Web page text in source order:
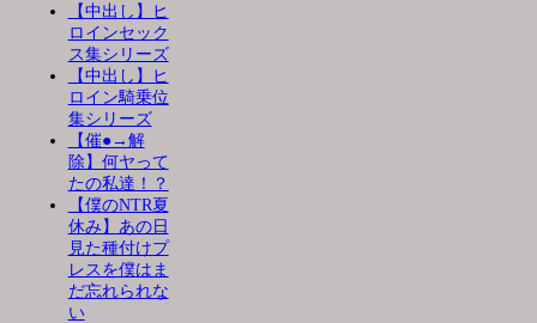
【中出し】ヒ
ロインセック
ス集シリーズ
【中出し】ヒ
ロイン騎乗位
集シリーズ
【催●→解
除】何ヤって
たの私達！？
【僕のNTR夏
休み】あの日
見た種付けプ
レスを僕はま
だ忘れられな
い